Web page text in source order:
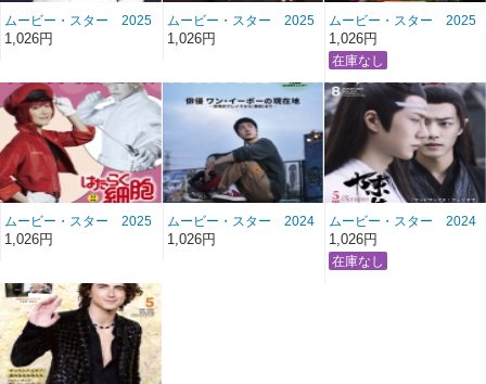
ムービー・スター 2025
年11月号 雑誌/MS-232
1,026円
ムービー・スター 2025
年8月号 雑誌/MS-231
1,026円
ムービー・スター 2025
年5月号 雑誌/MS-230
1,026円
ムービー・スター 2025
年2月号 雑誌/MS-229
1,026円
ムービー・スター 2024
年11月号 雑誌/MS-228
1,026円
ムービー・スター 2024
年8月号 雑誌/MS-227
1,026円